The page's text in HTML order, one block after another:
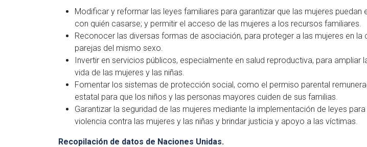
Modificar y reformar las leyes familiares para garantizar que las mujeres puedan
con quién casarse; y permitir el acceso de las mujeres a los recursos familiares.
Reconocer las diversas formas de asociación, para proteger a las mujeres en la
parejas del mismo sexo.
Invertir en servicios públicos, especialmente en salud reproductiva, para ampliar
vida de las mujeres y las niñas.
Fomentar los sistemas de protección social, como el permiso parental
estatal para que los niños y las personas mayores cuiden de sus familias.
Garantizar la seguridad de las mujeres mediante la implementación de leyes para
violencia contra las mujeres y las niñas y brindar justicia y apoyo a las víctimas.
Recopilación de datos de Naciones Unidas.